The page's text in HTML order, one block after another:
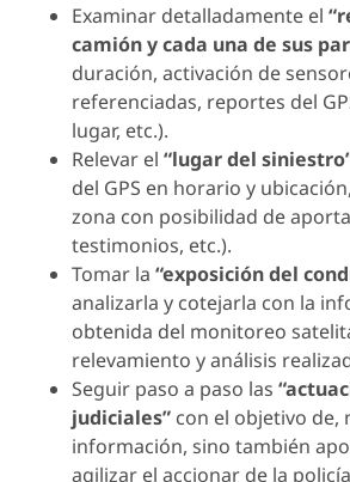
Examinar detalladamente el
camión y cada una de sus
duración, activación de
referenciadas, reportes del
lugar, etc.).
Relevar el “lugar del
del GPS en horario y
zona con posibilidad de
testimonios, etc.).
Tomar la “exposición del
analizarla y cotejarla con la
obtenida del monitoreo
relevamiento y análisis
Seguir paso a paso las
judiciales” con el objetivo de,
información, sino también
agilizar el accionar de la